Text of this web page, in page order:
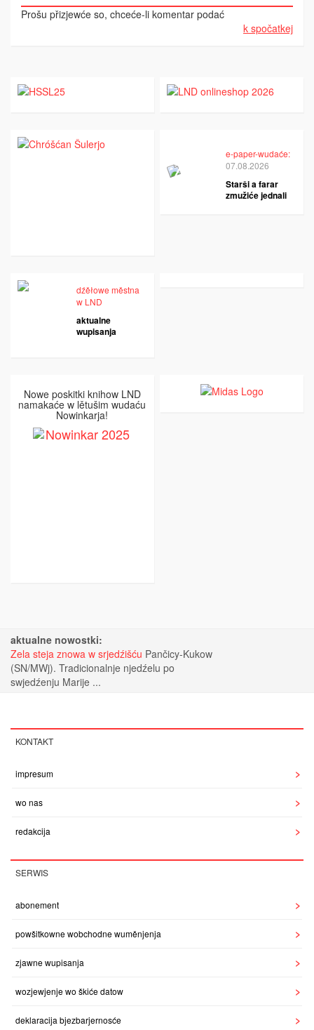
Prošu přizjewće so, chceće-li komentar podać
k spočatkej
e-paper-wudaće:
07.08.2026
Starši a farar
zmužiće jednali
dźěłowe městna
w LND
aktualne
wupisanja
Nowe poskitki knihow LND
namakaće w lětušim wudaću
Nowinkarja!
aktualne nowostki:
Zela steja znowa w srjedźišću Pančicy-Kukow
(SN/MWj). Tradicionalnje njedźelu po
swjedźenju Marije ...
KONTAKT
impresum
wo nas
redakcija
SERWIS
abonement
powšitkowne wobchodne wuměnjenja
zjawne wupisanja
wozjewjenje wo škiće datow
deklaracija bjezbarjernosće